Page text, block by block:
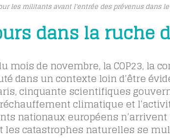
les militants avant l'entrée des prévenus dans le
dans la ruche
mois de novembre, la COP23, la
dans un contexte loin d’être
cinquante scientifiques
climatique et
nationaux européens n’arrivent
les catastrophes naturelles se